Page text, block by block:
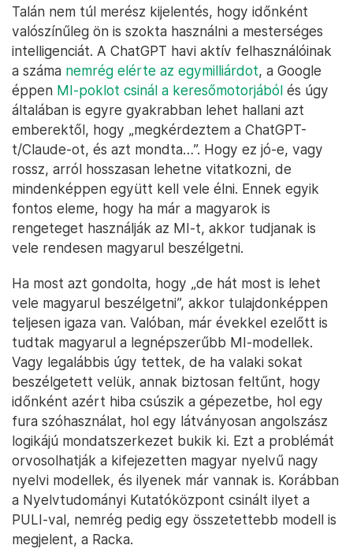
Talán nem túl merész kijelentés, hogy időnként
valószínűleg ön is szokta használni a mesterséges
intelligenciát. A ChatGPT havi aktív felhasználóinak
a száma nemrég elérte az egymilliárdot, a Google
éppen MI-poklot csinál a keresőmotorjából és úgy
általában is egyre gyakrabban lehet hallani azt
emberektől, hogy „megkérdeztem a ChatGPT-
t/Claude-ot, és azt mondta…”. Hogy ez jó-e, vagy
rossz, arról hosszasan lehetne vitatkozni, de
mindenképpen együtt kell vele élni. Ennek egyik
fontos eleme, hogy ha már a magyarok is
rengeteget használják az MI-t, akkor tudjanak is
vele rendesen magyarul beszélgetni.
Ha most azt gondolta, hogy „de hát most is lehet
vele magyarul beszélgetni”, akkor tulajdonképpen
teljesen igaza van. Valóban, már évekkel ezelőtt is
tudtak magyarul a legnépszerűbb MI-modellek.
Vagy legalábbis úgy tettek, de ha valaki sokat
beszélgetett velük, annak biztosan feltűnt, hogy
időnként azért hiba csúszik a gépezetbe, hol egy
fura szóhasználat, hol egy látványosan angolszász
logikájú mondatszerkezet bukik ki. Ezt a problémát
orvosolhatják a kifejezetten magyar nyelvű nagy
nyelvi modellek, és ilyenek már vannak is. Korábban
a Nyelvtudományi Kutatóközpont csinált ilyet a
PULI-val, nemrég pedig egy összetettebb modell is
megjelent, a Racka.